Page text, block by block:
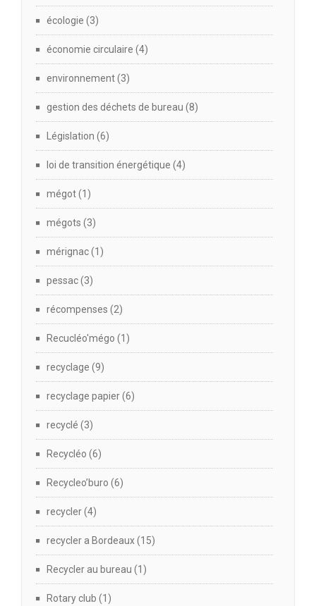
écologie (3)
économie circulaire (4)
environnement(3)
gestion des déchets de bureau (8)
Législation (6)
loi de transition énergétique (4)
mégot(1)
mégots (3)
mérignac(1)
pessac(3)
récompenses (2)
Recucléo'mégo (1)
recyclage (9)
recyclage papier(6)
recyclé (3)
Recycléo (6)
Recycleo’buro (6)
recycler(4)
recycler a Bordeaux(15)
Recycler au bureau (1)
Rotary club (1)